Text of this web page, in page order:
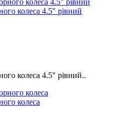
колеса 4.5" рівний
колеса 4.5" рівний..
колеса